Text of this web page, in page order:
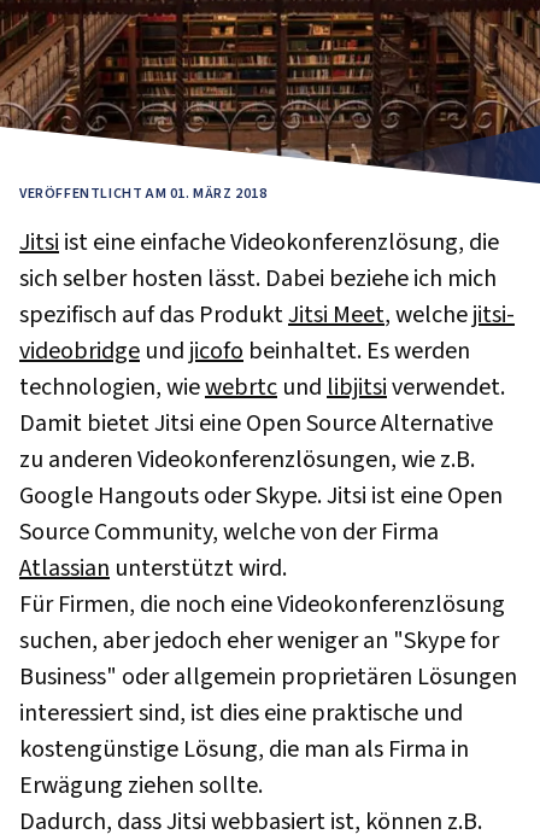
VERÖFFENTLICHT AM 01. MÄRZ 2018
Jitsiist eine einfache Videokonferenzlösung, die
sich selber hosten lässt. Dabei beziehe ich mich
spezifisch auf das ProduktJitsi Meet, welchejitsi-
videobridge und jicofo beinhaltet. Es werden
technologien, wiewebrtc undlibjitsiverwendet.
Damit bietet Jitsi eine Open Source Alternative
zu anderen Videokonferenzlösungen, wie z.B.
Google Hangouts oder Skype. Jitsi ist eine Open
Source Community, welche von der Firma
Atlassian unterstützt wird.
Für Firmen, die noch eine Videokonferenzlösung
suchen, aber jedoch eher weniger an "Skype for
Business" oder allgemein proprietären Lösungen
interessiert sind, ist dies eine praktische und
kostengünstige Lösung, die man als Firma in
Erwägung ziehen sollte.
Dadurch, dass Jitsi webbasiert ist, können z.B.